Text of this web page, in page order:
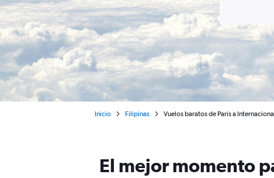
Inicio Filipinas Vuelos baratos de París a
El mejor momento